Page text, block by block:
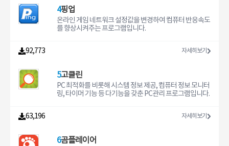
4핑업
온라인 게임 네트워크 설정값을 변경하여 컴퓨터 반응속도
를 향상시켜주는 프로그램입니다.
92,773 자세히보기
5고클린
PC 최적화를 비롯해 시스템 정보 제공, 컴퓨터 정보 모니터
링, 타이머 기능 등 다기능을 갖춘 PC관리 프로그램입니다.
63,196 자세히보기
6곰플레이어